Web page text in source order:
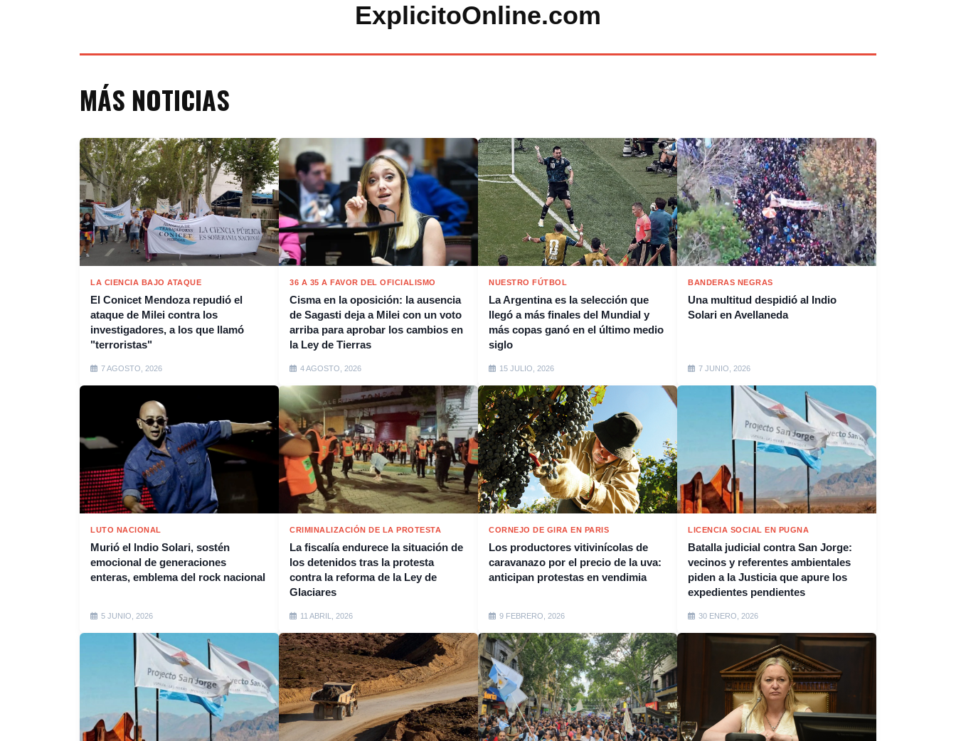
ExplicitoOnline.com
MÁS NOTICIAS
LA CIENCIA BAJO ATAQUE
El Conicet Mendoza repudió el
ataque de Milei contra los
investigadores, a los que llamó
"terroristas"
7 AGOSTO, 2026
36 A 35 A FAVOR DEL OFICIALISMO
Cisma en la oposición: la ausencia
de Sagasti deja a Milei con un voto
arriba para aprobar los cambios en
la Ley de Tierras
4 AGOSTO, 2026
NUESTRO FÚTBOL
La Argentina es la selección que
llegó a más finales del Mundial y
más copas ganó en el último medio
siglo
15 JULIO, 2026
BANDERAS NEGRAS
Una multitud despidió al Indio
Solari en Avellaneda
7 JUNIO, 2026
LUTO NACIONAL
Murió el Indio Solari, sostén
emocional de generaciones
enteras, emblema del rock nacional
5 JUNIO, 2026
CRIMINALIZACIÓN DE LA PROTESTA
La fiscalía endurece la situación de
los detenidos tras la protesta
contra la reforma de la Ley de
Glaciares
11 ABRIL, 2026
CORNEJO DE GIRA EN PARIS
Los productores vitivinícolas de
caravanazo por el precio de la uva:
anticipan protestas en vendimia
9 FEBRERO, 2026
LICENCIA SOCIAL EN PUGNA
Batalla judicial contra San Jorge:
vecinos y referentes ambientales
piden a la Justicia que apure los
expedientes pendientes
30 ENERO, 2026